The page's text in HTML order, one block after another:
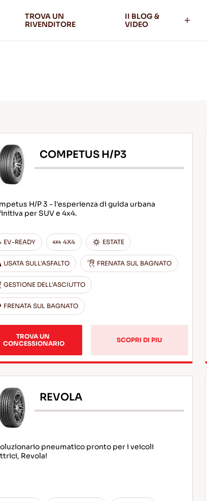
TROVA UN
RIVENDITORE
II BLOG &
VIDEO
COMPETUS H/P3
H/P 3 - l'esperienza di guida urbana
per SUV e 4x4.
EV-READY 4X4 ESTATE
USATA SULL'ASFALTO FRENATA SUL BAGNATO
GESTIONE DELL'ASCIUTTO
FRENATA SUL BAGNATO
TROVA UN
CONCESSIONARIO
SCOPRI DI PIU
REVOLA
pneumatico pronto per i veicoli
Revola!